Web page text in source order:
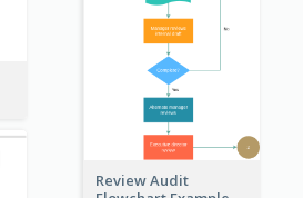
Review Audit